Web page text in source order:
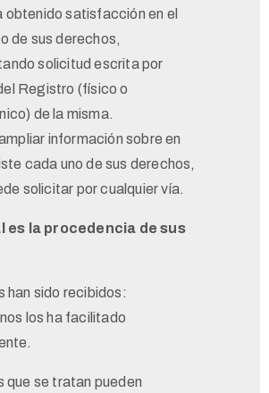
obtenido satisfacción en el
de sus derechos,
solicitud escrita por
Registro (físico o
de la misma.
información sobre en
cada uno de sus derechos,
solicitar por cualquier vía.
es la procedencia de sus
han sido recibidos:
los ha facilitado
que se tratan pueden